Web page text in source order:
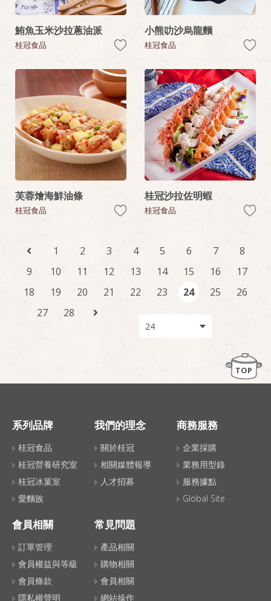
鮪魚玉米沙拉蔥油派
桂冠食品
小熊叻沙烏龍麵
桂冠食品
芙蓉燴海鮮油條
桂冠食品
桂冠沙拉佐明蝦
桂冠食品
1 2 3 4 5 6 7
8
9
10 11 12 13 14 15 16
17
18
19 20 21 22 23 24 25
26
27
28
TOP
系列品牌
桂冠食品
桂冠營養研究室
桂冠冰菓室
愛麵族
我們的理念
關於桂冠
相關媒體報導
人才招募
商務服務
企業採購
業務用型錄
服務據點
Global Site
會員相關
訂單管理
會員權益與等級
會員條款
隱私權聲明
常見問題
產品相關
購物相關
會員相關
網站操作